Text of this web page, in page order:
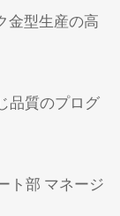
金型生産の高
質のプログ
部 マネージ